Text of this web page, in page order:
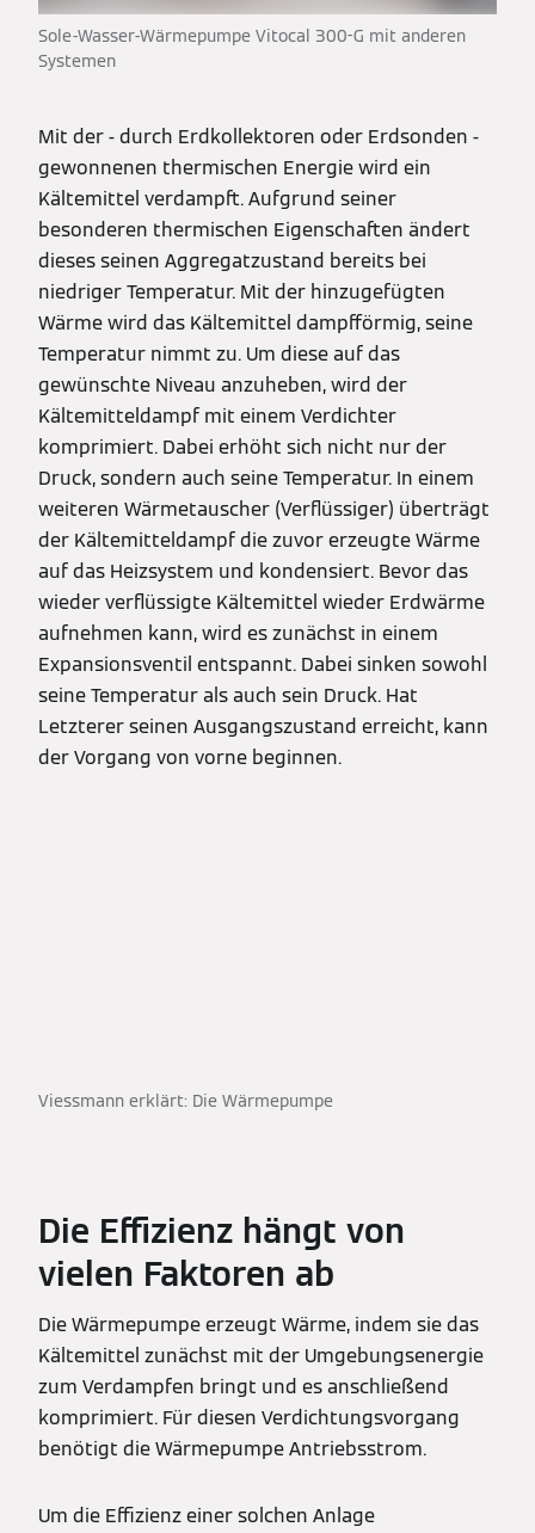
Sole-Wasser-Wärmepumpe Vitocal 300-G mit anderen
Systemen
Mit der - durch Erdkollektoren oder Erdsonden -
gewonnenen thermischen Energie wird ein
Kältemittel verdampft. Aufgrund seiner
besonderen thermischen Eigenschaften ändert
dieses seinen Aggregatzustand bereits bei
niedriger Temperatur. Mit der hinzugefügten
Wärme wird das Kältemittel dampfförmig, seine
Temperatur nimmt zu. Um diese auf das
gewünschte Niveau anzuheben, wird der
Kältemitteldampf mit einem Verdichter
komprimiert. Dabei erhöht sich nicht nur der
Druck, sondern auch seine Temperatur. In einem
weiteren Wärmetauscher (Verflüssiger) überträgt
der Kältemitteldampf die zuvor erzeugte Wärme
auf das Heizsystem und kondensiert. Bevor das
wieder verflüssigte Kältemittel wieder Erdwärme
aufnehmen kann, wird es zunächst in einem
Expansionsventil entspannt. Dabei sinken sowohl
seine Temperatur als auch sein Druck. Hat
Letzterer seinen Ausgangszustand erreicht, kann
der Vorgang von vorne beginnen.
Viessmann erklärt: Die Wärmepumpe
Die Effizienz hängt von
vielen Faktoren ab
Die Wärmepumpe erzeugt Wärme, indem sie das
Kältemittel zunächst mit der Umgebungsenergie
zum Verdampfen bringt und es anschließend
komprimiert. Für diesen Verdichtungsvorgang
benötigt die Wärmepumpe Antriebsstrom.
Um die Effizienz einer solchen Anlage